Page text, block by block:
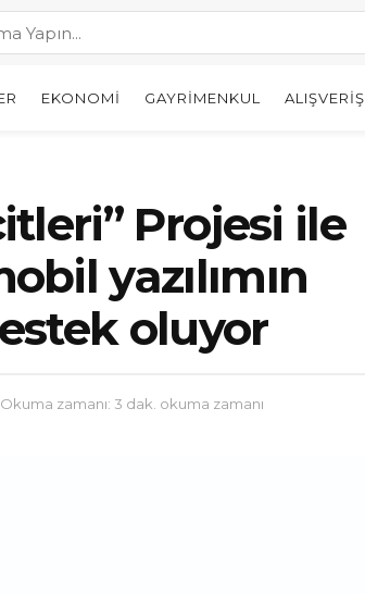
EKONOMI GAYRIMENKUL ALIŞVERIŞ
Projesi ile
yazılımın
oluyor
Okuma zamanı: 3 dak. okuma zamanı